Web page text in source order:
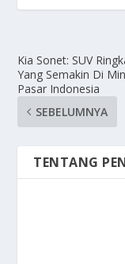
Kia Sonet: SUV
Yang Semakin Di
Pasar Indonesia
SEBELUMNYA
TENTANG